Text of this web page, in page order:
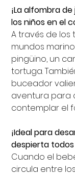
¡La alfombra
los niños en el
A través de los
mundos
pingüino, un
tortuga.
buceador
aventura para
contemplar el
¡Ideal para
despierta
Cuando el
circula entre